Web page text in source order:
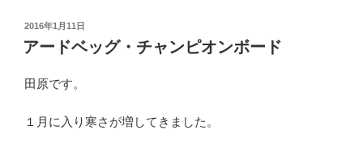
投
稿
日:
2016年1月11日
アードベッグ・チャンピオンボード
田原です。
１月に入り寒さが増してきました。